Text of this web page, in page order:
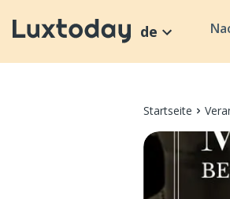
de
Startseite